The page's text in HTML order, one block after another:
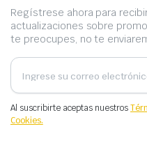
Regístrese ahora para
actualizaciones sobre
te preocupes, no te
Al suscribirte aceptas nuestros
Cookies.